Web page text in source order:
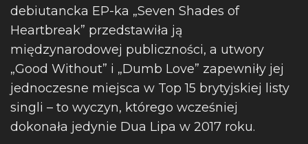
debiutancka EP-ka „Seven Shades of
Heartbreak” przedstawiła ją
międzynarodowej publiczności, a utwory
„Good Without” i „Dumb Love” zapewniły jej
jednoczesne miejsca w Top 15 brytyjskiej listy
singli – to wyczyn, którego wcześniej
dokonała jedynie Dua Lipa w 2017 roku.